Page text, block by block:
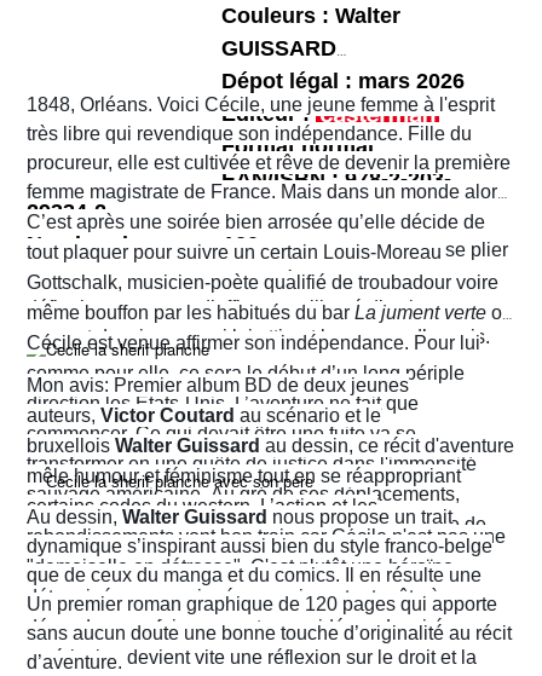
Couleurs : Walter
GUISSARD
Dépot légal : mars 2026
Editeur :
Format normal
EAN/ISBN : 978-2-203-
29334-2
Nombre de pages :120
1848, Orléans. Voici Cécile, une jeune femme à l'esprit
très libre qui revendique son indépendance. Fille du
procureur, elle est cultivée et rêve de devenir la première
femme magistrate de France. Mais dans un monde alors
très machiste, elle est confrontée à une institution
judiciaire exclusivement masculine. Refusant de se plier
aux conventions sociales de l'époque, elle ne cesse de
défier les normes et d’affirmer sa liberté d’action en
prenant des risques qui lui attirent beaucoup d’ennuis.
C’est après une soirée bien arrosée qu’elle décide de
tout plaquer pour suivre un certain Louis-Moreau
Gottschalk, musicien-poète qualifié de troubadour voire
même bouffon par les habitués du bar La jument verte où
Cécile est venue affirmer son indépendance. Pour lui
comme pour elle, ce sera le début d’un long périple
direction les États-Unis. L’aventure ne fait que
commencer. Ce qui devait être une fuite va se
transformer en une quête de justice dans l'immensité
sauvage américaine. Au gré de ses déplacements,
Cécile finira contre toute attente par troquer la robe de
juriste contre l'étoile de shérif…
Mon avis: Premier album BD de deux jeunes
auteurs, Victor Coutard au scénario et le
bruxellois Walter Guissard au dessin, ce récit d'aventure
mêle humour et féminisme tout en se réappropriant
certains codes du western. L’action et les
rebondissements vont bon train car Cécile n'est pas une
"demoiselle en détresse". C'est plutôt une héroïne
déterminée, un peu ingénue mais surtout prête à en
découdre pour faire respecter ses idéaux. La virée
américaine devient vite une réflexion sur le droit et la
Au dessin, Walter Guissard nous propose un trait
dynamique s’inspirant aussi bien du style franco-belge
que de ceux du manga et du comics. Il en résulte une
narration visuelle hyper dynamique privilégiant le
mouvement et l'énergie, c'est le moins que l'on puisse
dire.
Un premier roman graphique de 120 pages qui apporte
sans aucun doute une bonne touche d’originalité au récit
d’aventure.